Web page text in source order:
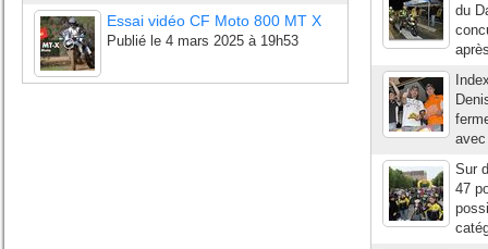
Essai vidéo CF Moto 800 MT X
Publié le 4 mars 2025 à 19h53
du
Sur
47